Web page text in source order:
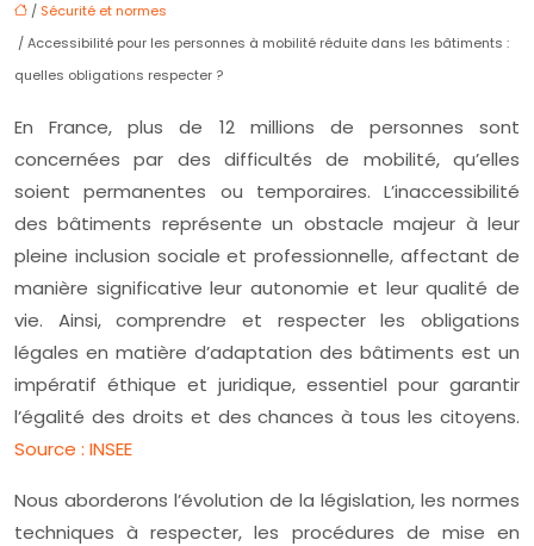
/ Sécurité et normes
/ Accessibilité pour les personnes à mobilité réduite dans les bâtiments :
quelles obligations respecter ?
En France, plus de 12 millions de personnes sont
concernées par des difficultés de mobilité, qu’elles
soient permanentes ou temporaires. L’inaccessibilité
des bâtiments représente un obstacle majeur à leur
pleine inclusion sociale et professionnelle, affectant de
manière significative leur autonomie et leur qualité de
vie. Ainsi, comprendre et respecter les obligations
légales en matière d’adaptation des bâtiments est un
impératif éthique et juridique, essentiel pour garantir
l’égalité des droits et des chances à tous les citoyens.
Source : INSEE
Nous aborderons l’évolution de la législation, les normes
techniques à respecter, les procédures de mise en